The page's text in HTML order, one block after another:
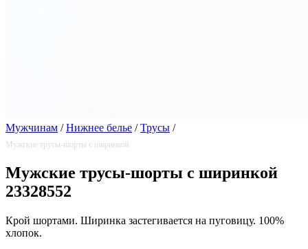
Мужчинам / Нижнее белье / Трусы /
Мужские трусы-шорты с ширинкой
Мужские трусы-шорты с ширинкой
23328552
Крой шортами. Ширинка застегивается на пуговицу. 100%
хлопок.